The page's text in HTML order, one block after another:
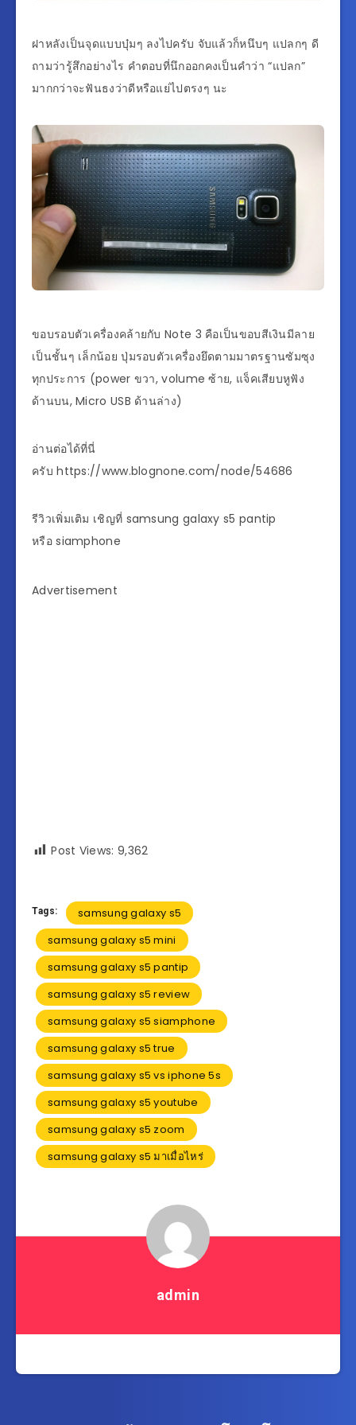
ฝาหลังเป็นจุดแบบบุ๋มๆ ลงไปครับ จับแล้วก็หนึบๆ แปลกๆ ดี
ถามว่ารู้สึกอย่างไร คำตอบที่นึกออกคงเป็นคำว่า “แปลก”
มากกว่าจะฟันธงว่าดีหรือแย่ไปตรงๆ นะ
ขอบรอบตัวเครื่องคล้ายกับ Note 3 คือเป็นขอบสีเงินมีลาย
เป็นชั้นๆ เล็กน้อย ปุ่มรอบตัวเครื่องยึดตามมาตรฐานซัมซุง
ทุกประการ (power ขวา, volume ซ้าย, แจ็คเสียบหูฟัง
ด้านบน, Micro USB ด้านล่าง)
อ่านต่อได้ที่นี่
ครับ https://www.blognone.com/node/54686
รีวิวเพิ่มเติม เชิญที่ samsung galaxy s5 pantip
หรือ siamphone
Advertisement
Post Views: 9,362
Tags:
samsung galaxy s5
samsung galaxy s5 mini
samsung galaxy s5 pantip
samsung galaxy s5 review
samsung galaxy s5 siamphone
samsung galaxy s5 true
samsung galaxy s5 vs iphone 5s
samsung galaxy s5 youtube
samsung galaxy s5 zoom
samsung galaxy s5 มาเมื่อไหร่
admin